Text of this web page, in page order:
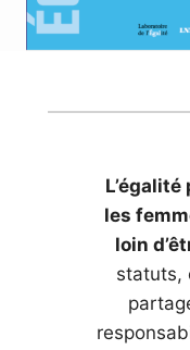
les
loin
statuts,